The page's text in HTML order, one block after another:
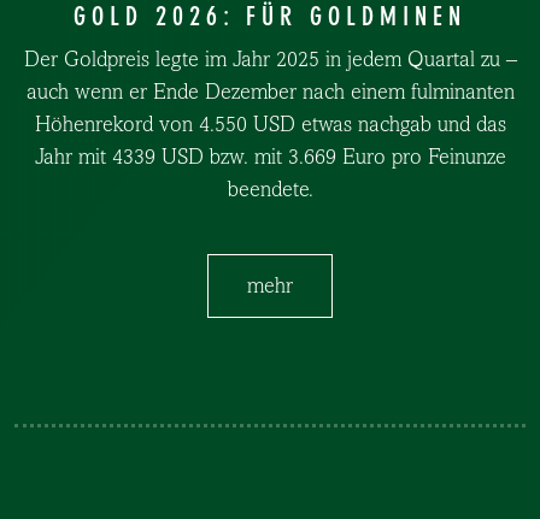
GOLD 2026: FÜR GOLDMINEN
Der Goldpreis legte im Jahr 2025 in jedem Quartal zu –
auch wenn er Ende Dezember nach einem fulminanten
Höhenrekord von 4.550 USD etwas nachgab und das
Jahr mit 4339 USD bzw. mit 3.669 Euro pro Feinunze
beendete.
mehr